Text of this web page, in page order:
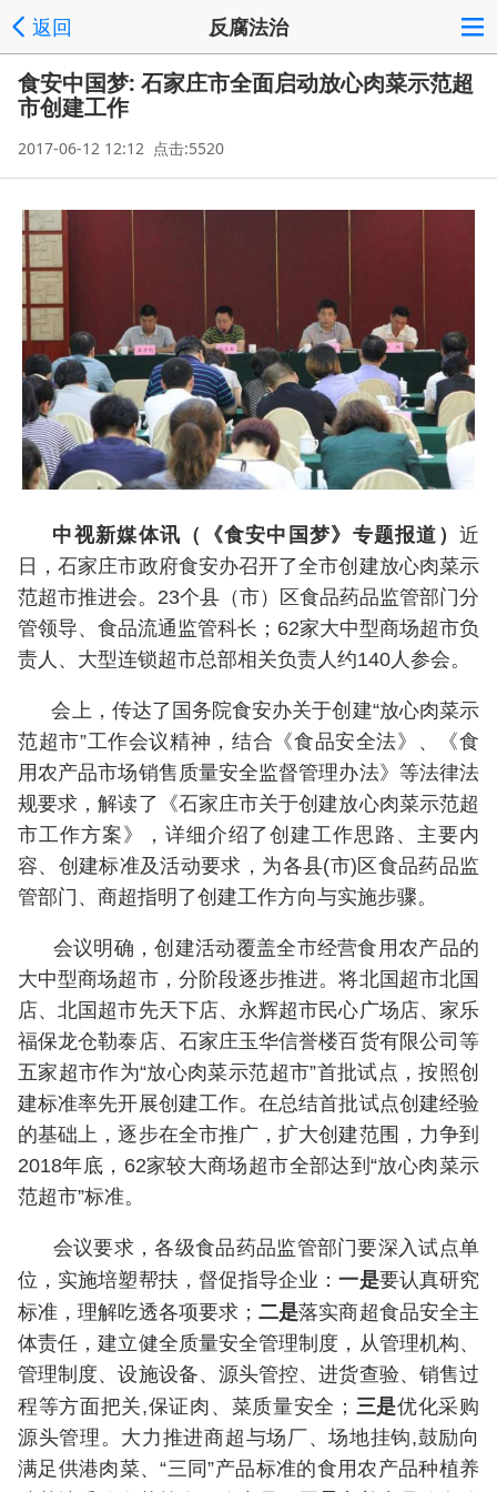
返回 反腐法治
食安中国梦: 石家庄市全面启动放心肉菜示范超
市创建工作
2017-06-12 12:12 点击:5520
中视新媒体讯（《食安中国梦》专题报道） 近
日，石家庄市政府食安办召开了全市创建放心肉菜示
范超市推进会。23个县（市）区食品药品监管部门分
管领导、食品流通监管科长；62家大中型商场超市负
责人、大型连锁超市总部相关负责人约140人参会。
会上，传达了国务院食安办关于创建“放心肉菜示
范超市”工作会议精神，结合《食品安全法》、《食
用农产品市场销售质量安全监督管理办法》等法律法
规要求，解读了《石家庄市关于创建放心肉菜示范超
市工作方案》，详细介绍了创建工作思路、主要内
容、创建标准及活动要求，为各县(市)区食品药品监
管部门、商超指明了创建工作方向与实施步骤。
会议明确，创建活动覆盖全市经营食用农产品的
大中型商场超市，分阶段逐步推进。将北国超市北国
店、北国超市先天下店、永辉超市民心广场店、家乐
福保龙仓勒泰店、石家庄玉华信誉楼百货有限公司等
五家超市作为“放心肉菜示范超市”首批试点，按照创
建标准率先开展创建工作。在总结首批试点创建经验
的基础上，逐步在全市推广，扩大创建范围，力争到
2018年底，62家较大商场超市全部达到“放心肉菜示
范超市”标准。
会议要求，各级食品药品监管部门要深入试点单
位，实施培塑帮扶，督促指导企业：一是要认真研究
标准，理解吃透各项要求； 二是落实商超食品安全主
体责任，建立健全质量安全管理制度，从管理机构、
管理制度、设施设备、源头管控、进货查验、销售过
程等方面把关,保证肉、菜质量安全； 三是优化采购
源头管理。大力推进商超与场厂、场地挂钩,鼓励向
满足供港肉菜、“三同”产品标准的食用农产品种植养